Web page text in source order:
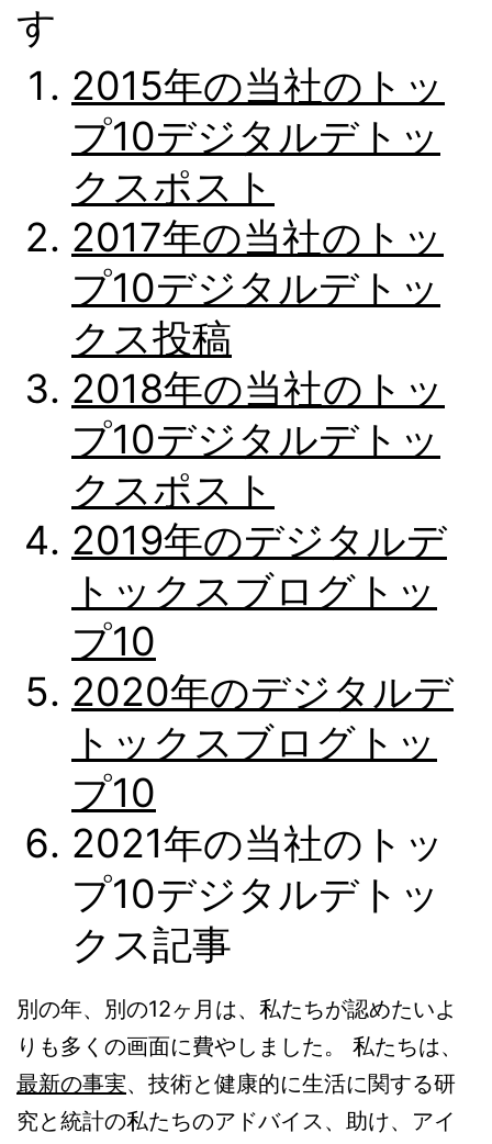
す
2015年の当社のトッ
プ10デジタルデトッ
クスポスト
2017年の当社のトッ
プ10デジタルデトッ
クス投稿
2018年の当社のトッ
プ10デジタルデトッ
クスポスト
2019年のデジタルデ
トックスブログトッ
プ10
2020年のデジタルデ
トックスブログトッ
プ10
2021年の当社のトッ
プ10デジタルデトッ
クス記事
別の年、別の12ヶ月は、私たちが認めたいよ
りも多くの画面に費やしました。 私たちは、
最新の事実、技術と健康的に生活に関する研
究と統計の私たちのアドバイス、助け、アイ